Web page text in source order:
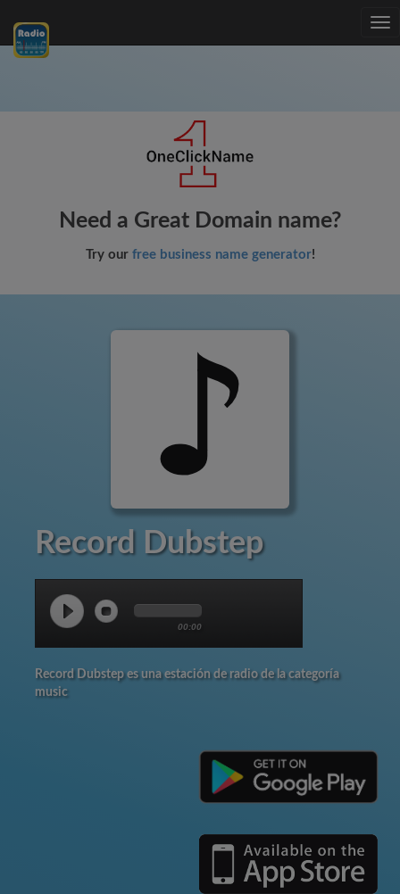
Need a Great Domain name?
Try our free business name generator!
Record Dubstep
00:00
Record Dubstep es una estación de radio de la categoría
music